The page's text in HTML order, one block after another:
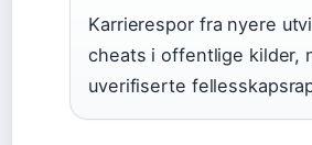
Karrierespor fra nyere
cheats i offentlige kilder,
uverifiserte